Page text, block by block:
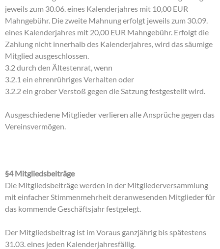
jeweils zum 30.06. eines Kalenderjahres mit 10,00 EUR
Mahngebühr. Die zweite Mahnung erfolgt jeweils zum 30.09.
eines Kalenderjahres mit 20,00 EUR Mahngebühr. Erfolgt die
Zahlung nicht innerhalb des Kalenderjahres, wird das säumige
Mitglied ausgeschlossen.
3.2 durch den Ältestenrat, wenn
3.2.1 ein ehrenrühriges Verhalten oder
3.2.2 ein grober Verstoß gegen die Satzung festgestellt wird.
Ausgeschiedene Mitglieder verlieren alle Ansprüche gegen das
Vereinsvermögen.
§4 Mitgliedsbeiträge
Die Mitgliedsbeiträge werden in der Mitgliederversammlung
mit einfacher Stimmenmehrheit deranwesenden Mitglieder für
das kommende Geschäftsjahr festgelegt.
Der Mitgliedsbeitrag ist im Voraus ganzjährig bis spätestens
31.03. eines jeden Kalenderjahresfällig.